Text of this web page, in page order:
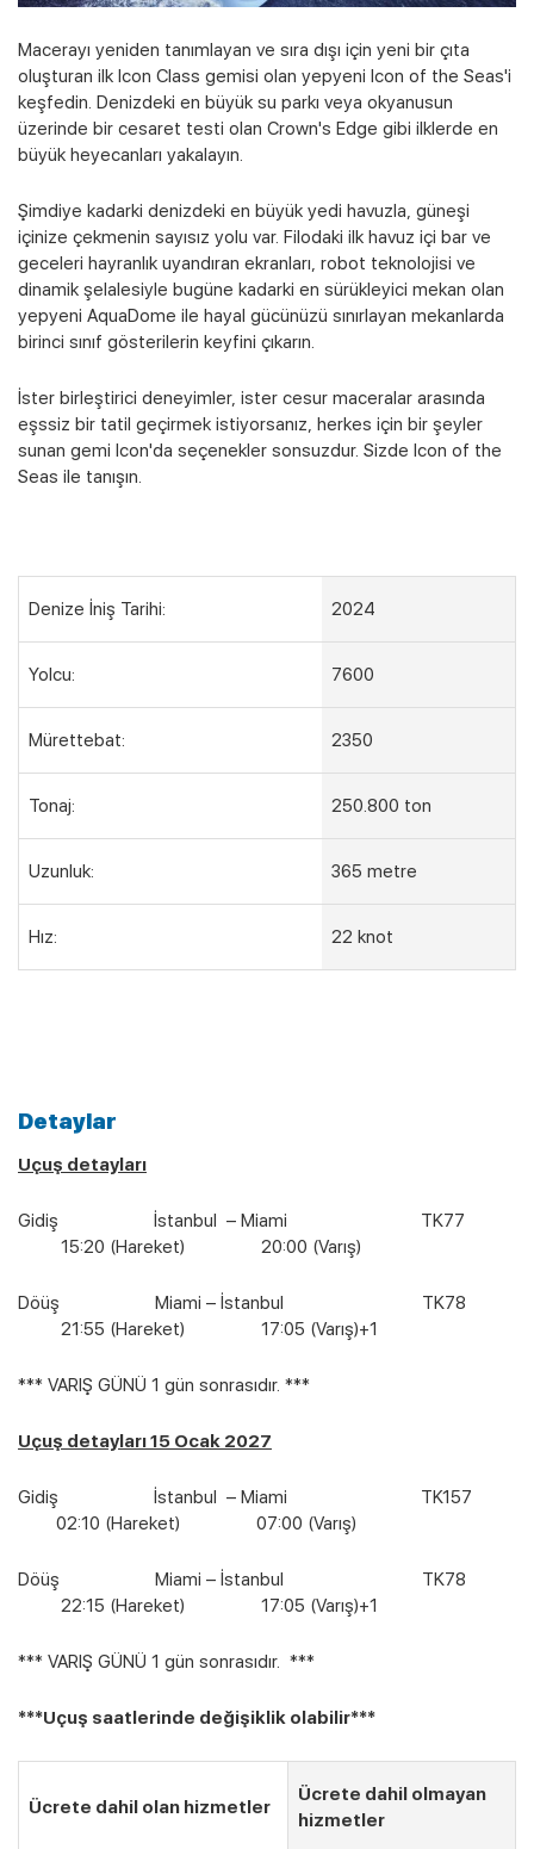
Macerayı yeniden tanımlayan ve sıra dışı için yeni bir çıta
oluşturan ilk Icon Class gemisi olan yepyeni Icon of the Seas'i
keşfedin. Denizdeki en büyük su parkı veya okyanusun
üzerinde bir cesaret testi olan Crown's Edge gibi ilklerde en
büyük heyecanları yakalayın.
Şimdiye kadarki denizdeki en büyük yedi havuzla, güneşi
içinize çekmenin sayısız yolu var. Filodaki ilk havuz içi bar ve
geceleri hayranlık uyandıran ekranları, robot teknolojisi ve
dinamik şelalesiyle bugüne kadarki en sürükleyici mekan olan
yepyeni AquaDome ile hayal gücünüzü sınırlayan mekanlarda
birinci sınıf gösterilerin keyfini çıkarın.
İster birleştirici deneyimler, ister cesur maceralar arasında
eşssiz bir tatil geçirmek istiyorsanız, herkes için bir şeyler
sunan gemi Icon'da seçenekler sonsuzdur. Sizde Icon of the
Seas ile tanışın.
Denize İniş Tarihi: 2024
Yolcu: 7600
Mürettebat: 2350
Tonaj: 250.800 ton
Uzunluk: 365 metre
Hız: 22 knot
Detaylar
Uçuş detayları
Gidiş İstanbul – Miami TK77
15:20 (Hareket) 20:00 (Varış)
Döüş Miami – İstanbul TK78
21:55 (Hareket) 17:05 (Varış)+1
*** VARIŞ GÜNÜ 1 gün sonrasıdır. ***
Uçuş detayları 15 Ocak 2027
Gidiş İstanbul – Miami TK157
02:10 (Hareket) 07:00 (Varış)
Döüş Miami – İstanbul TK78
22:15 (Hareket) 17:05 (Varış)+1
*** VARIŞ GÜNÜ 1 gün sonrasıdır. ***
***Uçuş saatlerinde değişiklik olabilir***
Ücrete dahil olan hizmetler
Ücrete dahil olmayan
hizmetler